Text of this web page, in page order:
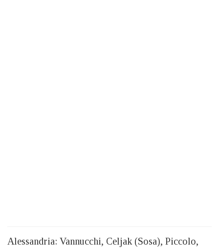
Alessandria: Vannucchi, Celjak (Sosa), Piccolo,